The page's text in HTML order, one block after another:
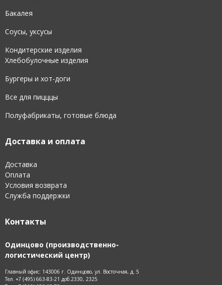
Бакалея
Соусы, уксусы
Кондитерские изделия
Хлебобулочные изделия
Бургеры и хот-доги
Все для пицццы
Полуфабрикаты, готовые блюда
Доставка и оплата
Доставка
Оплата
Условия возврата
Служба поддержки
Контакты
Одинцово (производственно-
логистический центр)
Главный офис: 143006 г. Одинцово, ул. Восточная, д. 5
Тел. +7 (495) 663-83-21 доб.2330, 2325